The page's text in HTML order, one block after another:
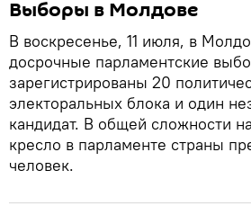
Выборы в Молдове
В воскресенье, 11 июля, в
досрочные парламентские
зарегистрированы 20
электоральных блока и один
кандидат. В общей сложности
кресло в парламенте страны
человек.